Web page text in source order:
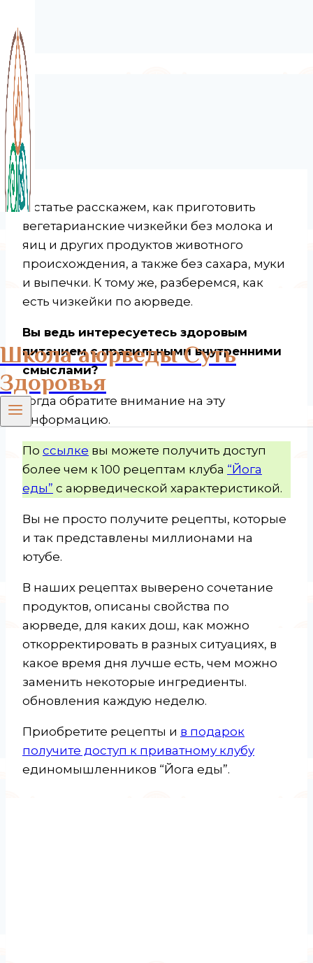
Школа аюрведы Суть
Здоровья
В статье расскажем, как приготовить
вегетарианские чизкейки без молока и
яиц и других продуктов животного
происхождения, а также без сахара, муки
и выпечки. К тому же, разберемся, как
есть чизкейки по аюрведе.
Вы ведь интересуетесь здоровым
питанием с правильными внутренними
смыслами?
Тогда обратите внимание на эту
информацию.
По ссылке вы можете получить доступ
более чем к 100 рецептам клуба “Йога
еды” с аюрведической характеристикой.
Вы не просто получите рецепты, которые
и так представлены миллионами на
ютубе.
В наших рецептах выверено сочетание
продуктов, описаны свойства по
аюрведе, для каких дош, как можно
откорректировать в разных ситуациях, в
какое время дня лучше есть, чем можно
заменить некоторые ингредиенты.
обновления каждую неделю.
Приобретите рецепты и в подарок
получите доступ к приватному клубу
единомышленников “Йога еды”.